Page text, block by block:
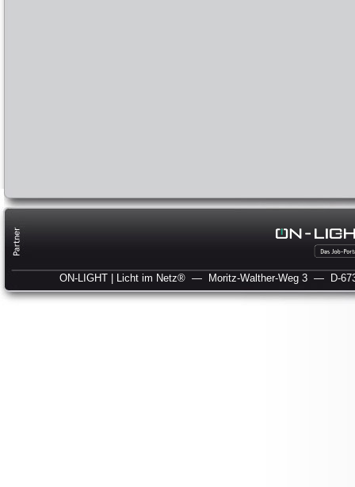
ON-LIGHT | Licht im Netz® — Moritz-Walther-Weg 3 — D-